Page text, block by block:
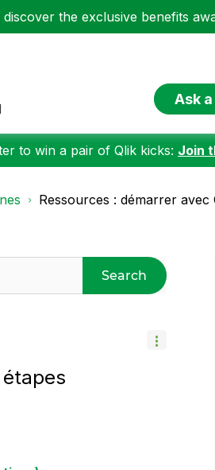
the exclusive benefits
Ask
to win a pair of Qlik kicks: Join
Ressources : démarrer avec
Search